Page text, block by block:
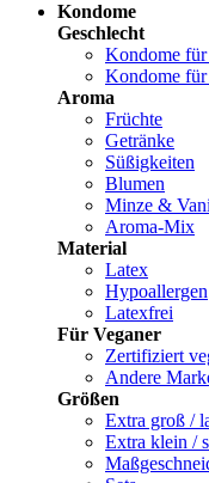
Kondome
Geschlecht
Kondome
Kondome für
Aroma
Früchte
Getränke
Süßigkeiten
Blumen
Minze &
Aroma-Mix
Material
Latex
Hypoallergen
Latexfrei
Für Veganer
Zertifiziert
Andere
Größen
Extra groß /
Extra klein /